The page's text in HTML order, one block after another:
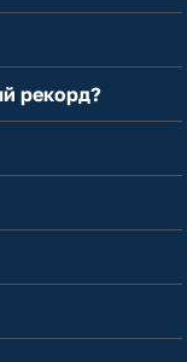
рекорд?